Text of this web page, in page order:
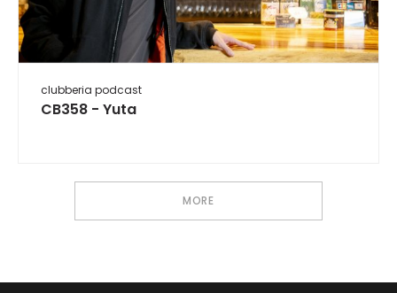
clubberia podcast
CB358 - Yuta
MORE